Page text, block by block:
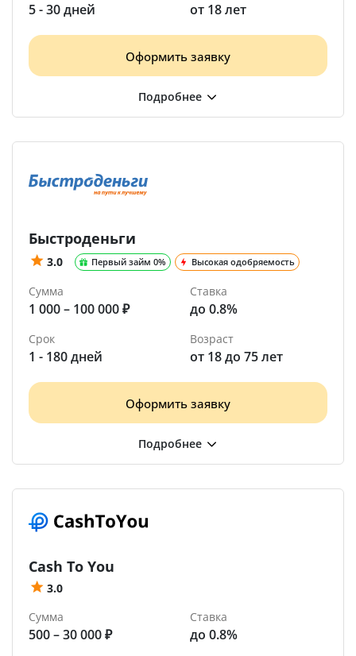
5 - 30 дней от 18 лет
Оформить заявку
Быстроденьги
3.0 Первый займ 0% Высокая одобряемость
Сумма
1 000 – 100 000 ₽
Ставка
до 0.8%
Срок
1 - 180 дней
Возраст
от 18 до 75 лет
Оформить заявку
Cash To You
3.0
Сумма
500 – 30 000 ₽
Ставка
до 0.8%